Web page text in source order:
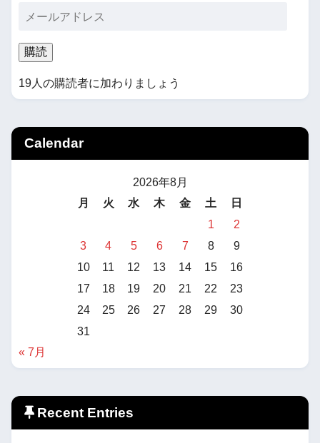
購読
19人の購読者に加わりましょう
Calendar
2026年8月
月
火 水 木 金 土
日
1
2
3
4 5 6 7 8
9
10
11 12 13 14 15
16
17
18 19 20 21 22
23
24
25 26 27 28 29
30
31
« 7月
Recent Entries